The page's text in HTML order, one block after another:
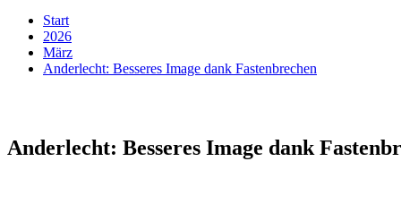
Start
2026
März
Anderlecht: Besseres Image dank Fastenbrechen
Anderlecht: Besseres Image dank